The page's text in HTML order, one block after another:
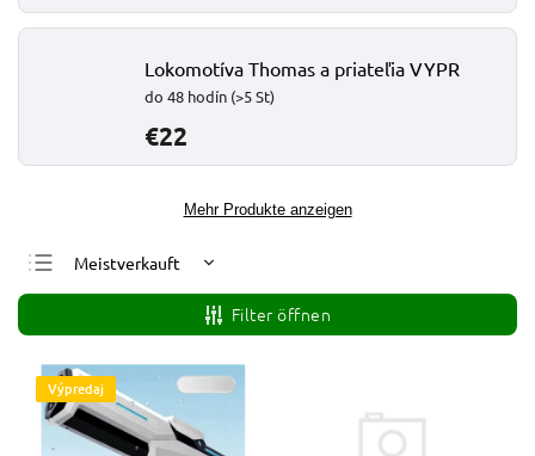
Lokomotíva Thomas a priateľia VYPR
do 48 hodín (>5 St)
€22
Mehr Produkte anzeigen
Meistverkauft
Günstigste
Teuerste
Alphabetisch
Filter öffnen
Výpredaj